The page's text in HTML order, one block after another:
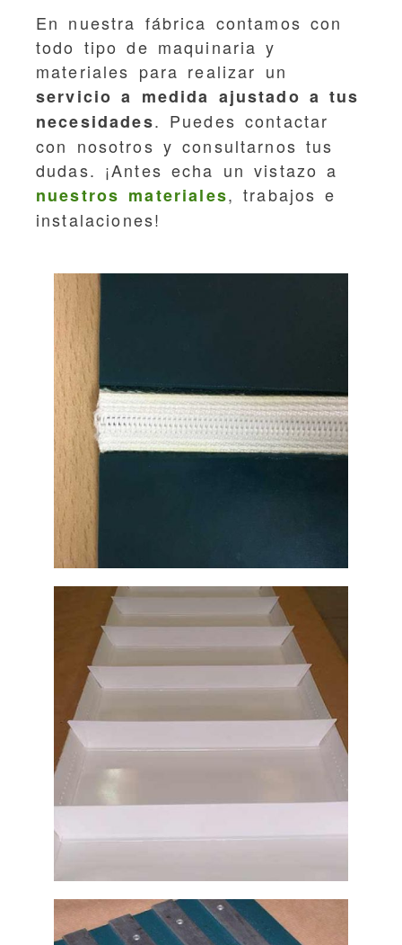
En nuestra fábrica contamos con
todo tipo de maquinaria y
materiales para realizar un
servicio a medida ajustado a tus
necesidades. Puedes contactar
con nosotros y consultarnos tus
dudas. ¡Antes echa un vistazo a
nuestros materiales, trabajos e
instalaciones!
Grapa plástica para bandas
transportadoras
Ampliar
Bandas transportadoras con
perfiles laterales